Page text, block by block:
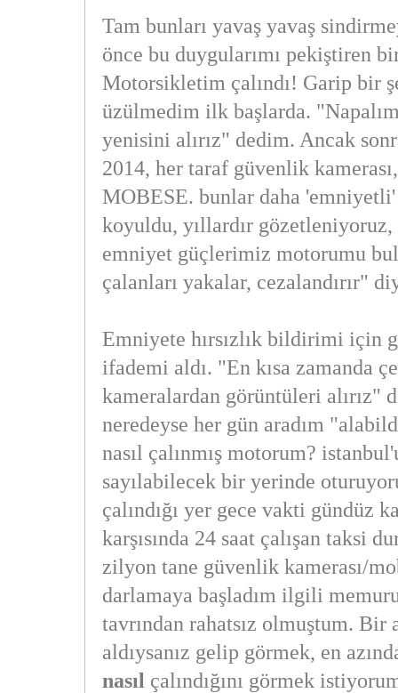
Tam bunları yavaş yavaş
önce bu duygularımı pekiştiren
Motorsikletim çalındı! Garip bir
üzülmedim ilk başlarda.
yenisini alırız" dedim. Ancak
2014, her taraf güvenlik
MOBESE. bunlar daha
koyuldu, yıllardır
emniyet güçlerimiz motorumu
çalanları yakalar, cezalandırır"
Emniyete hırsızlık bildirimi
ifademi aldı. "En kısa zamanda
kameralardan görüntüleri alırız"
neredeyse her gün aradım
nasıl çalınmış motorum?
sayılabilecek bir yerinde
çalındığı yer gece vakti gündüz
karşısında 24 saat çalışan taksi
zilyon tane güvenlik kamerası/
darlamaya başladım ilgili
tavrından rahatsız olmuştum.
aldıysanız gelip görmek, en
nasıl çalındığını görmek